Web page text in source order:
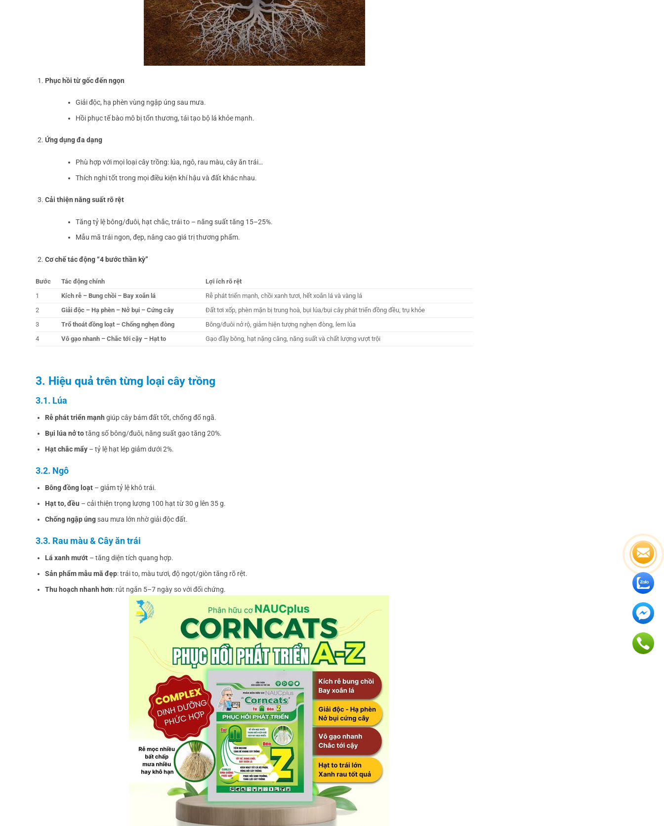
Phục hồi từ gốc đến ngọn
Giải độc, hạ phèn vùng ngập úng sau mưa.
Hồi phục tế bào mô bị tổn thương, tái tạo bộ lá khỏe mạnh.
Ứng dụng đa dạng
Phù hợp với mọi loại cây trồng: lúa, ngô, rau màu, cây ăn trái…
Thích nghi tốt trong mọi điều kiện khí hậu và đất khác nhau.
Cải thiện năng suất rõ rệt
Tăng tỷ lệ bông/đuôi, hạt chắc, trái to – năng suất tăng 15–25%.
Mẫu mã trái ngon, đẹp, nâng cao giá trị thương phẩm.
Cơ chế tác động “4 bước thần kỳ”
Bước Tác động chính
Lợi ích rõ rệt
1
Kích rễ – Bung chồi – Bay xoắn lá
Rễ phát triển mạnh, chồi xanh tươi, hết xoắn lá và vàng lá
2
Giải độc – Hạ phèn – Nở bụi – Cứng cây
Đất tơi xốp, phèn mặn bị trung hoà, bụi lúa/bụi cây phát triển đồng đều, trụ khỏe
3
Trổ thoát đồng loạt – Chống nghẹn đòng
Bông/đuôi nở rộ, giảm hiện tượng nghẹn đòng, lem lúa
4
Vô gạo nhanh – Chắc tới cậy – Hạt to Gạo đầy bông, hạt nặng căng, năng suất và chất lượng vượt trội
3. Hiệu quả trên từng loại cây trồng
3.1. Lúa
Rễ phát triển mạnh giúp cây bám đất tốt, chống đổ ngã.
Bụi lúa nở totăng số bông/đuôi, năng suất gạo tăng 20%.
Hạt chắc mẩy– tỷ lệ hạt lép giảm dưới 2%.
3.2. Ngô
Bông đồng loạt– giảm tỷ lệ khô trái.
Hạt to, đều – cải thiện trọng lượng 100 hạt từ 30 g lên 35 g.
Chống ngập úngsau mưa lớn nhờ giải độc đất.
3.3. Rau màu & Cây ăn trái
Lá xanh mướt– tăng diện tích quang hợp.
Sản phẩm mẫu mã đẹp: trái to, màu tươi, độ ngọt/giòn tăng rõ rệt.
Thu hoạch nhanh hơn: rút ngắn 5–7 ngày so với đối chứng.